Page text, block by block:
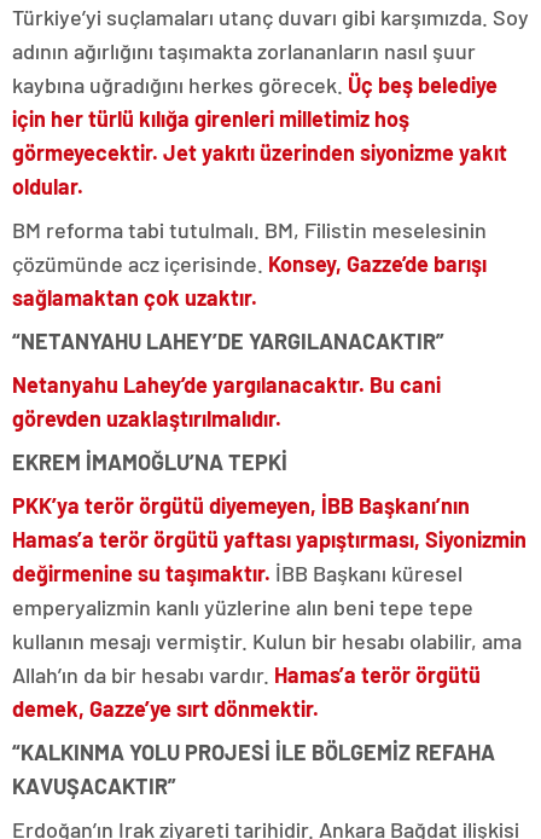
Türkiye’yi suçlamaları utanç duvarı gibi karşımızda. Soy
adının ağırlığını taşımakta zorlananların nasıl şuur
kaybına uğradığını herkes görecek. Üç beş belediye
için her türlü kılığa girenleri milletimiz hoş
görmeyecektir. Jet yakıtı üzerinden siyonizme yakıt
oldular.
BM reforma tabi tutulmalı. BM, Filistin meselesinin
çözümünde acz içerisinde. Konsey, Gazze’de barışı
sağlamaktan çok uzaktır.
“NETANYAHU LAHEY’DE YARGILANACAKTIR”
Netanyahu Lahey’de yargılanacaktır. Bu cani
görevden uzaklaştırılmalıdır.
EKREM İMAMOĞLU’NA TEPKİ
PKK’ya terör örgütü diyemeyen, İBB Başkanı’nın
Hamas’a terör örgütü yaftası yapıştırması, Siyonizmin
değirmenine su taşımaktır. İBB Başkanı küresel
emperyalizmin kanlı yüzlerine alın beni tepe tepe
kullanın mesajı vermiştir. Kulun bir hesabı olabilir, ama
Allah’ın da bir hesabı vardır. Hamas’a terör örgütü
demek, Gazze’ye sırt dönmektir.
“KALKINMA YOLU PROJESİ İLE BÖLGEMİZ REFAHA
KAVUŞACAKTIR”
Erdoğan’ın Irak ziyareti tarihidir. Ankara Bağdat ilişkisi